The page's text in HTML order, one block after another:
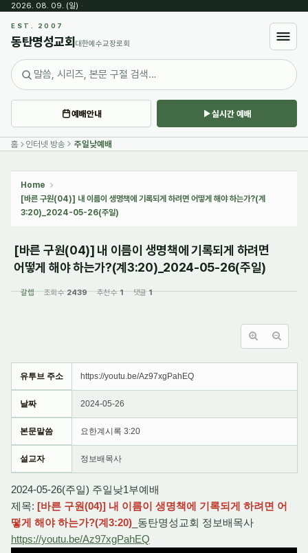
2026. 08. 09. (일) ·
EST. 2007
동탄명성교회 대한예수교장로회
예배안내 실시간 예배
홈 인터넷 방송 주일낮예배
Home
[바른 구원(04)] 내 이름이 생명책에 기록되게 하려면 어떻게 해야 하는가?(계
3:20)_2024-05-26(주일)
[바른 구원(04)] 내 이름이 생명책에 기록되게 하려면
어떻게 해야 하는가?(계3:20)_2024-05-26(주일)
갈렙 조회 수2439 추천 수1 댓글1
유투브 주소 https://youtu.be/Az97xgPahEQ
날짜 2024-05-26
본문말씀 요한계시록 3:20
설교자 정보배목사
2024-05-26(주일) 주일낮1부예배
제목: [바른 구원(04)] 내 이름이 생명책에 기록되게 하려면 어
떻게 해야 하는가?(계3:20) _동탄명성교회 정보배목사
https://youtu.be/Az97xgPahEQ
Sketchbook5, 스케치북5
Sketchbook5, 스케치북5